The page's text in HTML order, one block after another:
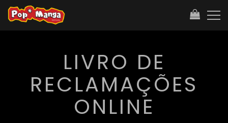
LIVRO DE
RECLAMAÇÕES
ONLINE